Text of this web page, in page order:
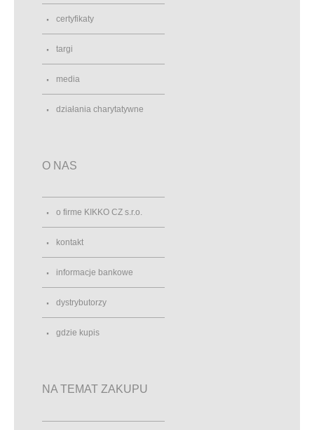
certyfikaty
targi
media
działania charytatywne
O NAS
o firme KIKKO CZ s.r.o.
kontakt
informacje bankowe
dystrybutorzy
gdzie kupis
NA TEMAT ZAKUPU